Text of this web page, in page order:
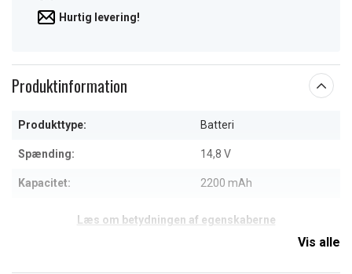
Hurtig levering!
Produktinformation
Produkttype: Batteri
Spænding: 14,8 V
Kapacitet: 2200 mAh
Læs om betydningen af egenskaberne
Vis alle